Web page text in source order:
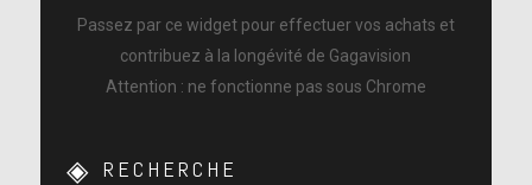
Passez par ce widget pour effectuer vos achats et
contribuez à la longévité de Gagavision
Attention : ne fonctionne pas sous Chrome
RECHERCHE